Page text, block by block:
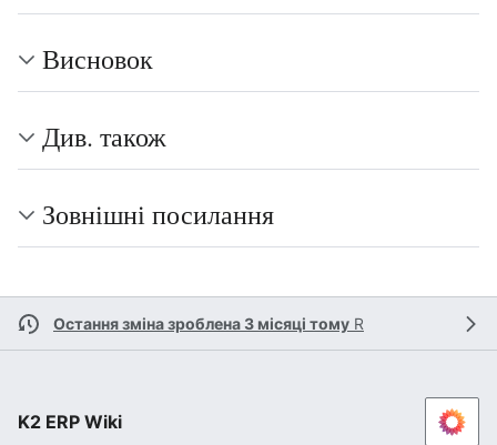
Висновок
Див. також
Зовнішні посилання
Остання зміна зроблена 3 місяці тому R
K2 ERP Wiki